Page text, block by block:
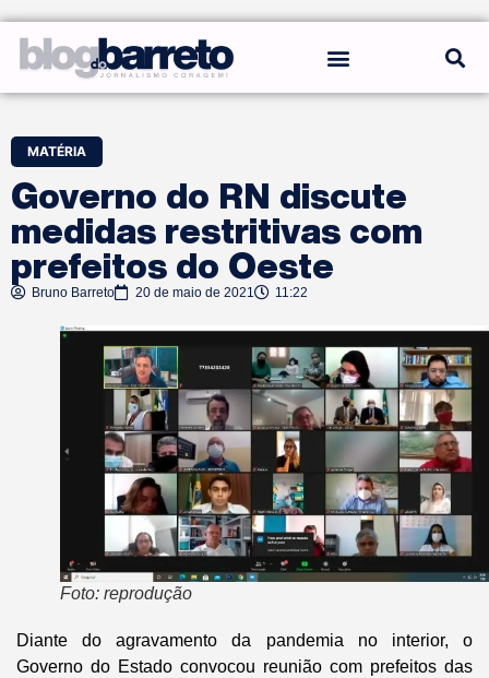
MATÉRIA
Governo do RN discute
medidas restritivas com
prefeitos do Oeste
Bruno Barreto 20 de maio de 2021 11:22
Foto: reprodução
Diante do agravamento da pandemia no interior, o
Governo do Estado convocou reunião com prefeitos das